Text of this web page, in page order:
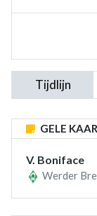
Tijdlijn
GELE
V. Boniface
Werder